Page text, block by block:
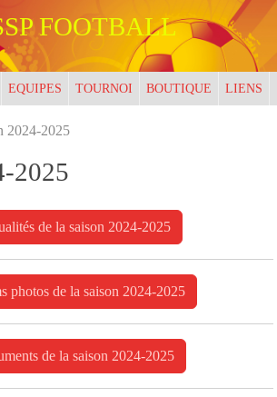
FOOTBALL
EQUIPES TOURNOI BOUTIQUE LIENS
2024-2025
2025
de la saison 2024-2025
photos de la saison 2024-2025
de la saison 2024-2025
cookies